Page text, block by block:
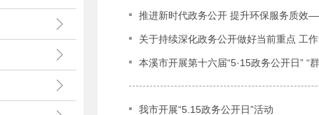
推进新时代政务公开 提升环保服务质效
关于持续深化政务公开做好当前重点 工
本溪市开展第十六届“5·15政务公开日” “
我市开展“5.15政务公开日”活动